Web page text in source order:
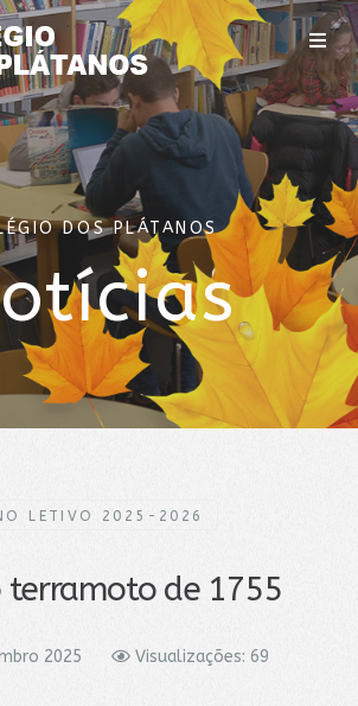
DOS PLÁTANOS
LETIVO 2025-2026
terramoto de 1755
2025 Visualizações: 69